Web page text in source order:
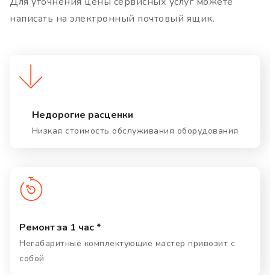
написать на электронный почтовый ящик.
Недорогие расценки
Низкая стоимость обслуживания оборудования
Ремонт за 1 час *
Негабаритные комплектующие мастер привозит с
собой